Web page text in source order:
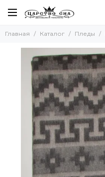
Пледы
Главная Каталог Пледы